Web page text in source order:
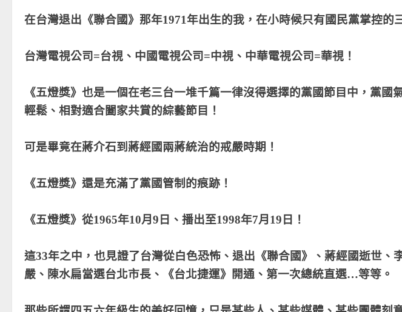
在台灣退出 《聯合國》 那年1971年出生的我，在小時候只有國民黨掌控的
台灣電視公司=台視、中國電視公司=中視、中華電視公司=華視！
《五燈獎》也是一個在老三台一堆千篇一律沒得選擇的黨國節目中，黨國
輕鬆、相對適合闔家共賞的綜藝節目！
可是畢竟在蔣介石到蔣經國兩蔣統治的戒嚴時期！
《五燈獎》還是充滿了黨國管制的痕跡！
《五燈獎》從1965年10月9日、播出至1998年7月19日！
這33年之中，也見證了台灣從白色恐怖、退出《聯合國》、蔣經國逝世、
嚴、陳水扁當選台北市長、《台北捷運》開通、第一次總統直選…等等。